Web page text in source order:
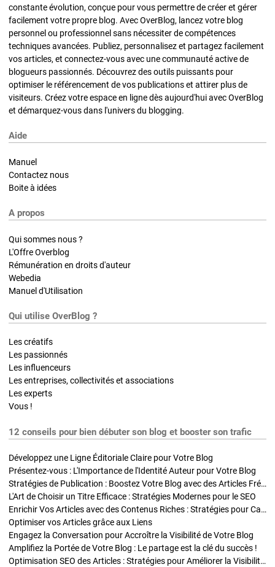
constante évolution, conçue pour vous permettre de créer et gérer
facilement votre propre blog. Avec OverBlog, lancez votre blog
personnel ou professionnel sans nécessiter de compétences
techniques avancées. Publiez, personnalisez et partagez facilement
vos articles, et connectez-vous avec une communauté active de
blogueurs passionnés. Découvrez des outils puissants pour
optimiser le référencement de vos publications et attirer plus de
visiteurs. Créez votre espace en ligne dès aujourd'hui avec OverBlog
et démarquez-vous dans l'univers du blogging.
Aide
Manuel
Contactez nous
Boite à idées
A propos
Qui sommes nous ?
L'Offre Overblog
Rémunération en droits d'auteur
Webedia
Manuel d'Utilisation
Qui utilise OverBlog ?
Les créatifs
Les passionnés
Les influenceurs
Les entreprises, collectivités et associations
Les experts
Vous !
12 conseils pour bien débuter son blog et booster son trafic
Développez une Ligne Éditoriale Claire pour Votre Blog
Présentez-vous : L'Importance de l'Identité Auteur pour Votre Blog
Stratégies de Publication : Boostez Votre Blog avec des Articles Fréquents et Exclusifs
L'Art de Choisir un Titre Efficace : Stratégies Modernes pour le SEO
Enrichir Vos Articles avec des Contenus Riches : Stratégies pour Captiver et Optimiser
Optimiser vos Articles grâce aux Liens
Engagez la Conversation pour Accroître la Visibilité de Votre Blog
Amplifiez la Portée de Votre Blog : Le partage est la clé du succès !
Optimisation SEO des Articles : Stratégies pour Améliorer la Visibilité de Votre Blog